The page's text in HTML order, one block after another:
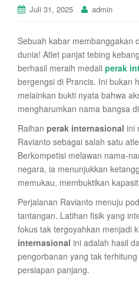
Juli 31, 2025 admin
Sebuah kabar membanggakan
dunia! Atlet panjat tebing
berhasil meraih medali perak
bergengsi di Prancis. Ini bukan
melainkan bukti nyata bahwa
mengharumkan nama bangsa
Raihan perak internasional ini
Ravianto sebagai salah satu
Berkompetisi melawan nama-
negara, ia menunjukkan
memukau, membuktikan
Perjalanan Ravianto menuju
tantangan. Latihan fisik yang
fokus tak tergoyahkan menjadi
internasional ini adalah hasil
pengorbanan yang tak
persiapan panjang.